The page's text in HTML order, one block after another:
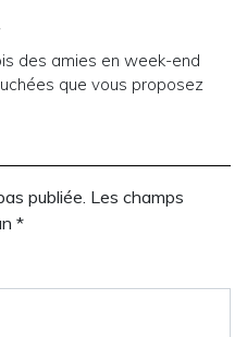
des amies en week-end
que vous proposez
publiée. Les champs
*